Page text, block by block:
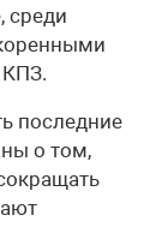
среди
последние
о том,